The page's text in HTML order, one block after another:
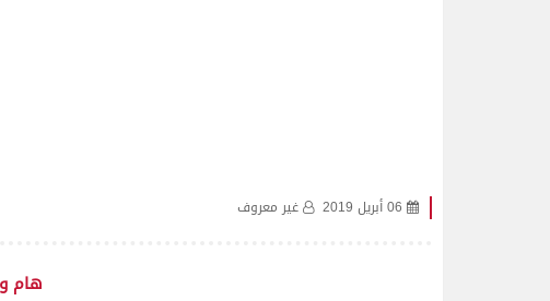
06 أبريل 2019 غير معروف
هام